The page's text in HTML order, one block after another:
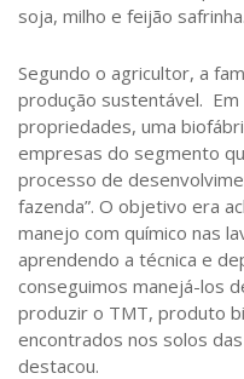
soja, milho e feijão safrinha.
Segundo o agricultor, a
produção sustentável.
propriedades, uma
empresas do segmento
processo de
fazenda”. O objetivo era
manejo com químico nas
aprendendo a técnica e
conseguimos manejá-los
produzir o TMT, produto
encontrados nos solos
destacou.